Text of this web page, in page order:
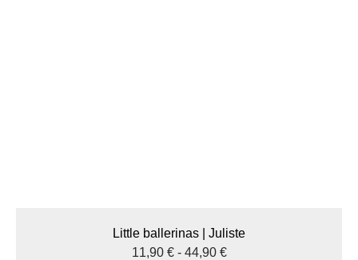
Little ballerinas | Juliste
11,90 € - 44,90 €